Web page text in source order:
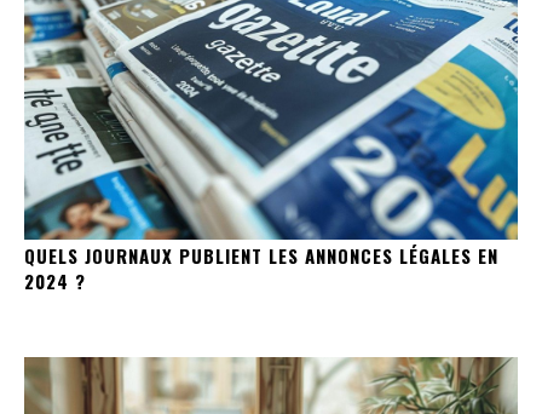
QUELS JOURNAUX PUBLIENT LES ANNONCES LÉGALES EN
2024 ?